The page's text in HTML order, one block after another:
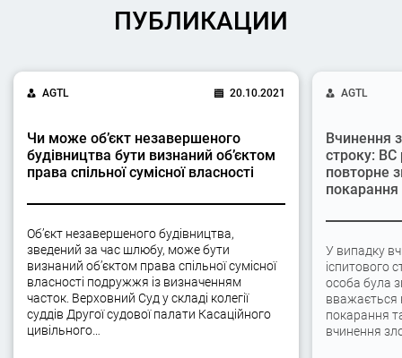
ПУБЛИКАЦИИ
AGTL 20.10.2021
Чи може об’єкт незавершеного
будівництва бути визнаний об’єктом
права спільної сумісної власності
Об’єкт незавершеного будівництва,
зведений за час шлюбу, може бути
визнаний об’єктом права спільної сумісної
власності подружжя із визначенням
часток. Верховний Суд у складі колегії
суддів Другої судової палати Касаційного
цивільного…
AGTL
Вчинення
строку: ВС
повторне
У випадку
іспитового
особа була
вважається
покарання
вчинення